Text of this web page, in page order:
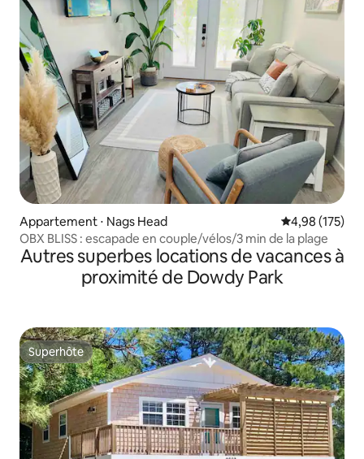
Appartement ⋅ Nags Head Évaluation
4,98 (175)
OBX BLISS : escapade en couple/vélos/3 min de la plage
Autres superbes locations de vacances à
proximité de Dowdy Park
Superhôte
Superhôte